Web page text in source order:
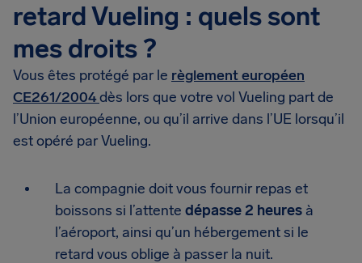
retard Vueling : quels sont
mes droits ?
Vous êtes protégé par le règlement européen
CE261/2004dès lors que votre vol Vueling part de
l’Union européenne, ou qu’il arrive dans l’UE lorsqu’il
est opéré par Vueling.
La compagnie doit vous fournir repas et
boissons si l’attente dépasse 2 heures à
l’aéroport, ainsi qu’un hébergement si le
retard vous oblige à passer la nuit.